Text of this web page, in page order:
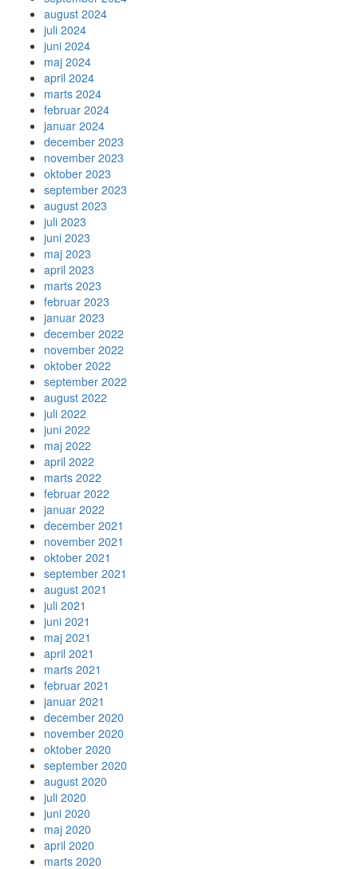
august 2024
juli 2024
juni 2024
maj 2024
april 2024
marts 2024
februar 2024
januar 2024
december 2023
november 2023
oktober 2023
september 2023
august 2023
juli 2023
juni 2023
maj 2023
april 2023
marts 2023
februar 2023
januar 2023
december 2022
november 2022
oktober 2022
september 2022
august 2022
juli 2022
juni 2022
maj 2022
april 2022
marts 2022
februar 2022
januar 2022
december 2021
november 2021
oktober 2021
september 2021
august 2021
juli 2021
juni 2021
maj 2021
april 2021
marts 2021
februar 2021
januar 2021
december 2020
november 2020
oktober 2020
september 2020
august 2020
juli 2020
juni 2020
maj 2020
april 2020
marts 2020